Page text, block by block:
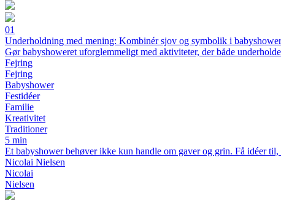
01
Underholdning med mening: Kombinér sjov og symbolik i
Gør babyshoweret uforglemmeligt med aktiviteter, der både
Fejring
Fejring
Babyshower
Festidéer
Familie
Kreativitet
Traditioner
5 min
Et babyshower behøver ikke kun handle om gaver og grin. Få idéer
Nicolai Nielsen
Nicolai
Nielsen